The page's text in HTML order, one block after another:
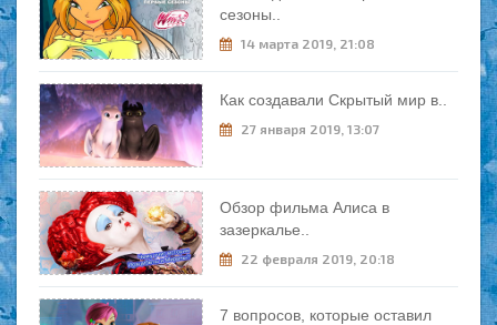
сезоны..
14 марта 2019, 21:08
Как создавали Скрытый мир в..
27 января 2019, 13:07
Обзор фильма Алиса в
зазеркалье..
22 февраля 2019, 20:18
7 вопросов, которые оставил